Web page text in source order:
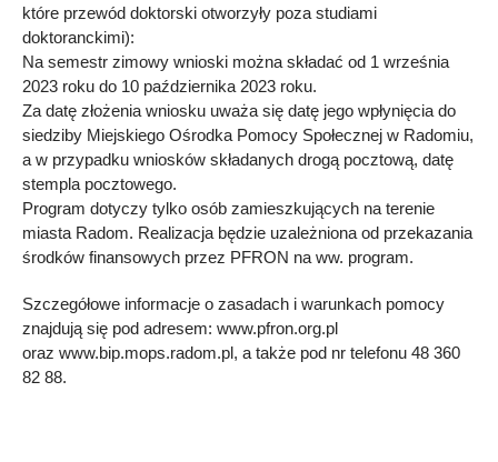
które przewód doktorski otworzyły poza studiami
doktoranckimi):
Na semestr zimowy wnioski można składać od 1 września
2023 roku do 10 października 2023 roku.
Za datę złożenia wniosku uważa się datę jego wpłynięcia do
siedziby Miejskiego Ośrodka Pomocy Społecznej w Radomiu,
a w przypadku wniosków składanych drogą pocztową, datę
stempla pocztowego.
Program dotyczy tylko osób zamieszkujących na terenie
miasta Radom. Realizacja będzie uzależniona od przekazania
środków finansowych przez PFRON na ww. program.
Szczegółowe informacje o zasadach i warunkach pomocy
znajdują się pod adresem: www.pfron.org.pl
oraz www.bip.mops.radom.pl, a także pod nr telefonu 48 360
82 88.